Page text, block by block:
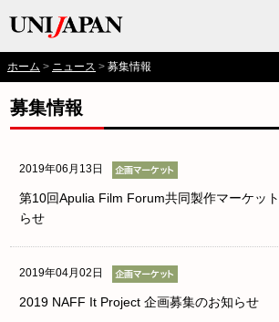
ホーム ニュース 募集情報
募集情報
2019年06月13日
第10回Apulia Film Forum共同製作マーケッ
らせ
2019年04月02日
2019 NAFF It Project 企画募集のお知らせ